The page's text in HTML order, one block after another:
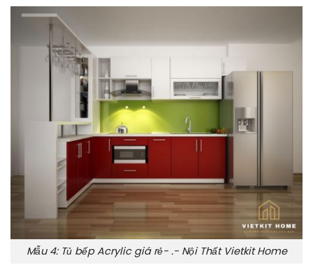
Mẫu 4: Tủ bếp Acrylic giá rẻ- .- Nội Thất Vietkit Home